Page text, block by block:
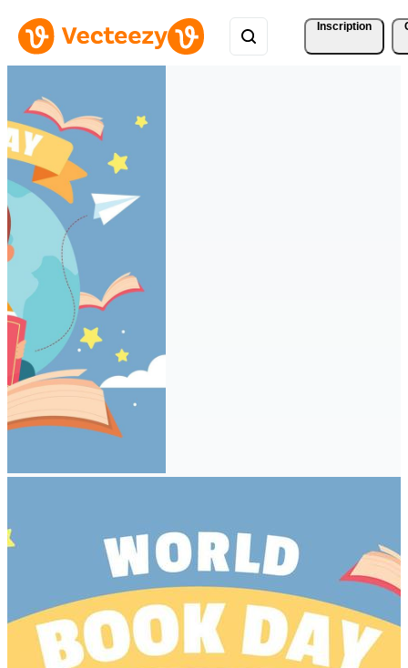
Inscription